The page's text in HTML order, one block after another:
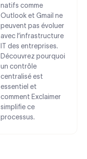
natifs comme
Outlook et Gmail ne
peuvent pas évoluer
avec l’infrastructure
IT des entreprises.
Découvrez pourquoi
un contrôle
centralisé est
essentiel et
comment Exclaimer
simplifie ce
processus.